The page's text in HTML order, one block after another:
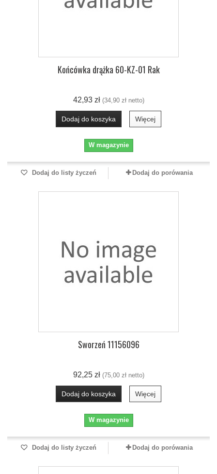
Końcówka drążka 60-KZ-01 Rak
42,93 zł(34,90 zł netto)
Dodaj do koszyka Więcej
W magazynie
Dodaj do listy życzeń Dodaj do porówania
Sworzeń 11156096
92,25 zł(75,00 zł netto)
Dodaj do koszyka Więcej
W magazynie
Dodaj do listy życzeń Dodaj do porówania